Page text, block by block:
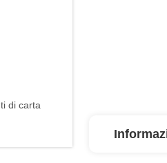
di carta